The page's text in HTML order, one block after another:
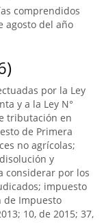
comprendidos
agosto del año
por la Ley
y a la Ley N°
tributación en
de Primera
no agrícolas;
y
considerar por los
impuesto
de Impuesto
10, de 2015; 37,